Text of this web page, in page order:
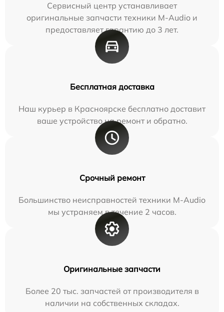
Сервисный центр устанавливает
оригинальные запчасти техники M-Audio и
предоставляет гарантию до 3 лет.
Бесплатная доставка
Наш курьер в Красноярске бесплатно доставит
ваше устройство на ремонт и обратно.
Срочный ремонт
Большинство неисправностей техники M-Audio
мы устраняем в течение 2 часов.
Оригинальные запчасти
Более 20 тыс. запчастей от производителя в
наличии на собственных складах.